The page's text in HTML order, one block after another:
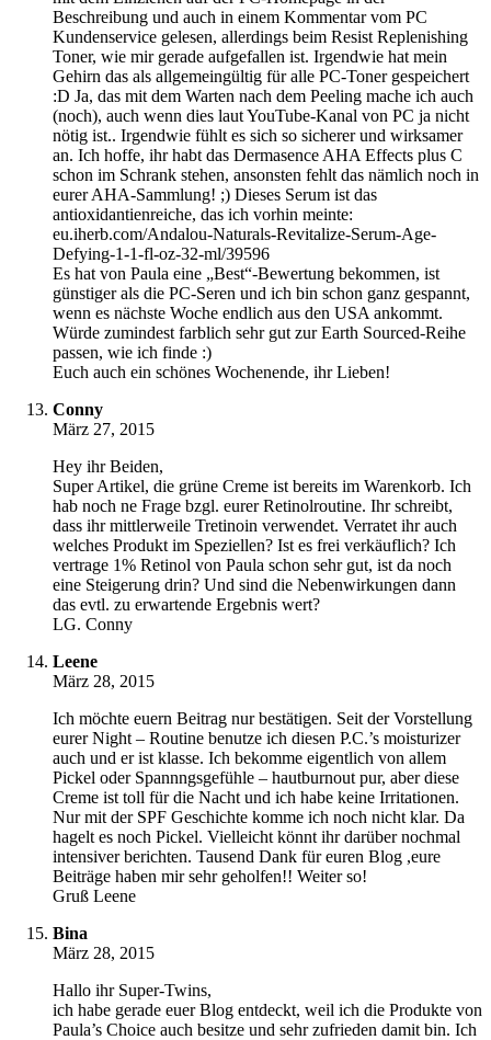
Beschreibung und auch in einem Kommentar vom PC
Kundenservice gelesen, allerdings beim Resist Replenishing
Toner, wie mir gerade aufgefallen ist. Irgendwie hat mein
Gehirn das als allgemeingültig für alle PC-Toner gespeichert
:D Ja, das mit dem Warten nach dem Peeling mache ich auch
(noch), auch wenn dies laut YouTube-Kanal von PC ja nicht
nötig ist.. Irgendwie fühlt es sich so sicherer und wirksamer
an. Ich hoffe, ihr habt das Dermasence AHA Effects plus C
schon im Schrank stehen, ansonsten fehlt das nämlich noch in
eurer AHA-Sammlung! ;) Dieses Serum ist das
antioxidantienreiche, das ich vorhin meinte:
eu.iherb.com/Andalou-Naturals-Revitalize-Serum-Age-
Defying-1-1-fl-oz-32-ml/39596
Es hat von Paula eine „Best“-Bewertung bekommen, ist
günstiger als die PC-Seren und ich bin schon ganz gespannt,
wenn es nächste Woche endlich aus den USA ankommt.
Würde zumindest farblich sehr gut zur Earth Sourced-Reihe
passen, wie ich finde :)
Euch auch ein schönes Wochenende, ihr Lieben!
Conny
März 27, 2015
Hey ihr Beiden,
Super Artikel, die grüne Creme ist bereits im Warenkorb. Ich
hab noch ne Frage bzgl. eurer Retinolroutine. Ihr schreibt,
dass ihr mittlerweile Tretinoin verwendet. Verratet ihr auch
welches Produkt im Speziellen? Ist es frei verkäuflich? Ich
vertrage 1% Retinol von Paula schon sehr gut, ist da noch
eine Steigerung drin? Und sind die Nebenwirkungen dann
das evtl. zu erwartende Ergebnis wert?
LG. Conny
Leene
März 28, 2015
Ich möchte euern Beitrag nur bestätigen. Seit der Vorstellung
eurer Night – Routine benutze ich diesen P.C.’s moisturizer
auch und er ist klasse. Ich bekomme eigentlich von allem
Pickel oder Spannngsgefühle – hautburnout pur, aber diese
Creme ist toll für die Nacht und ich habe keine Irritationen.
Nur mit der SPF Geschichte komme ich noch nicht klar. Da
hagelt es noch Pickel. Vielleicht könnt ihr darüber nochmal
intensiver berichten. Tausend Dank für euren Blog ,eure
Beiträge haben mir sehr geholfen!! Weiter so!
Gruß Leene
Bina
März 28, 2015
Hallo ihr Super-Twins,
ich habe gerade euer Blog entdeckt, weil ich die Produkte von
Paula’s Choice auch besitze und sehr zufrieden damit bin. Ich